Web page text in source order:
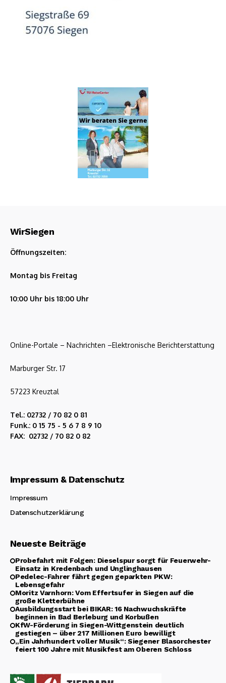
WirSiegen
Öffnungszeiten:
Montag bis Freitag
10:00 Uhr bis 18:00 Uhr
Online-Portale – Nachrichten –Elektronische Berichterstattung
Marburger Str. 17
57223 Kreuztal
Tel.: 02732 / 70 82 0 81
Funk.: 0 15 75 - 5 6 7 8 9 10
FAX: 02732 / 70 82 0 82
Impressum & Datenschutz
Impressum
Datenschutzerklärung
Neueste Beiträge
Probefahrt mit Folgen: Dieselspur sorgt für Feuerwehr-
Einsatz in Kredenbach und Unglinghausen
Pedelec-Fahrer fährt gegen geparkten PKW:
Lebensgefahr
Moritz Varnhorn: Vom Effertsufer in Siegen auf die
große Kletterbühne
Ausbildungsstart bei BIKAR: 16 Nachwuchskräfte
beginnen in Bad Berleburg und Korbußen
KfW-Förderung in Siegen-Wittgenstein deutlich
gestiegen – über 217 Millionen Euro bewilligt
„Ein Jahrhundert voller Musik“: Siegener Blasorchester
feiert 100 Jahre mit Musikfest am Oberen Schloss